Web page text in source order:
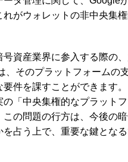
がウォレットの非中央集
資産業界に参入する際の
、そのプラットフォームの
件を課すことができます
の「中央集権的なプラット
の問題の行方は、今後の
占う上で、重要な鍵となる